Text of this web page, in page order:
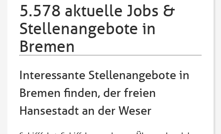
5.578 aktuelle Jobs &
Stellenangebote in
Bremen
Interessante Stellenangebote in
Bremen finden, der freien
Hansestadt an der Weser